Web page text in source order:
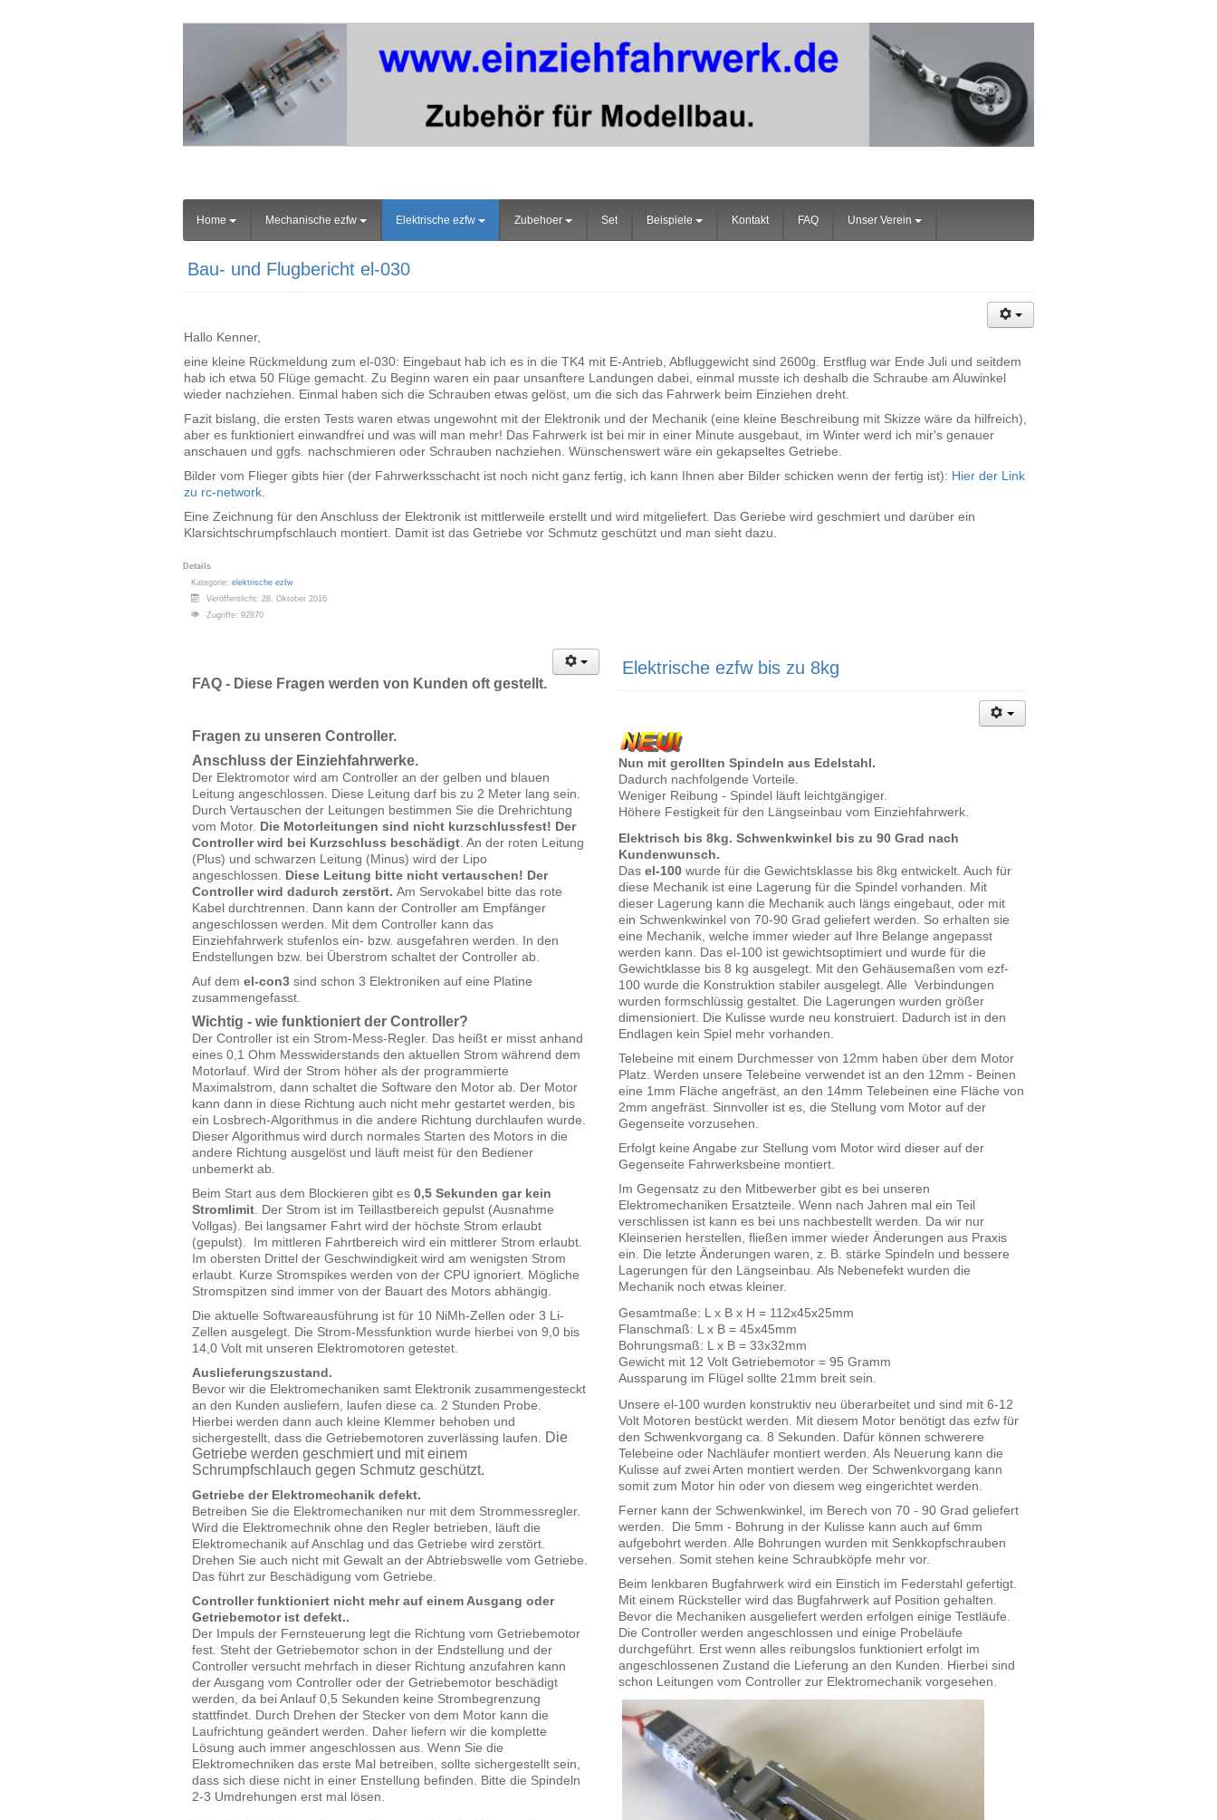
Home Mechanische ezfw Elektrische ezfw Zubehoer Set Beispiele Kontakt FAQ Unser Verein
Bau- und Flugbericht el-030
Hallo Kenner,
eine kleine Rückmeldung zum el-030: Eingebaut hab ich es in die TK4 mit E-Antrieb, Abfluggewicht sind 2600g. Erstflug war Ende Juli und seitdem
hab ich etwa 50 Flüge gemacht. Zu Beginn waren ein paar unsanftere Landungen dabei, einmal musste ich deshalb die Schraube am Aluwinkel
wieder nachziehen. Einmal haben sich die Schrauben etwas gelöst, um die sich das Fahrwerk beim Einziehen dreht.
Fazit bislang, die ersten Tests waren etwas ungewohnt mit der Elektronik und der Mechanik (eine kleine Beschreibung mit Skizze wäre da hilfreich),
aber es funktioniert einwandfrei und was will man mehr! Das Fahrwerk ist bei mir in einer Minute ausgebaut, im Winter werd ich mir's genauer
anschauen und ggfs. nachschmieren oder Schrauben nachziehen. Wünschenswert wäre ein gekapseltes Getriebe.
Bilder vom Flieger gibts hier (der Fahrwerksschacht ist noch nicht ganz fertig, ich kann Ihnen aber Bilder schicken wenn der fertig ist): Hier der Link
zu rc-network.
Eine Zeichnung für den Anschluss der Elektronik ist mittlerweile erstellt und wird mitgeliefert. Das Geriebe wird geschmiert und darüber ein
Klarsichtschrumpfschlauch montiert. Damit ist das Getriebe vor Schmutz geschützt und man sieht dazu.
Details
Kategorie: elektrische ezfw
Veröffentlicht: 28. Oktober 2016
Zugriffe: 92870
FAQ - Diese Fragen werden von Kunden oft gestellt.
Fragen zu unseren Controller.
Anschluss der Einziehfahrwerke.
Der Elektromotor wird am Controller an der gelben und blauen
Leitung angeschlossen. Diese Leitung darf bis zu 2 Meter lang sein.
Durch Vertauschen der Leitungen bestimmen Sie die Drehrichtung
vom Motor. Die Motorleitungen sind nicht kurzschlussfest! Der
Controller wird bei Kurzschluss beschädigt . An der roten Leitung
(Plus) und schwarzen Leitung (Minus) wird der Lipo
angeschlossen. Diese Leitung bitte nicht vertauschen! Der
Controller wird dadurch zerstört. Am Servokabel bitte das rote
Kabel durchtrennen. Dann kann der Controller am Empfänger
angeschlossen werden. Mit dem Controller kann das
Einziehfahrwerk stufenlos ein- bzw. ausgefahren werden. In den
Endstellungen bzw. bei Überstrom schaltet der Controller ab.
Auf dem el-con3 sind schon 3 Elektroniken auf eine Platine
zusammengefasst.
Wichtig - wie funktioniert der Controller?
Der Controller ist ein Strom-Mess-Regler. Das heißt er misst anhand
eines 0,1 Ohm Messwiderstands den aktuellen Strom während dem
Motorlauf. Wird der Strom höher als der programmierte
Maximalstrom, dann schaltet die Software den Motor ab. Der Motor
kann dann in diese Richtung auch nicht mehr gestartet werden, bis
ein Losbrech-Algorithmus in die andere Richtung durchlaufen wurde.
Dieser Algorithmus wird durch normales Starten des Motors in die
andere Richtung ausgelöst und läuft meist für den Bediener
unbemerkt ab.
Beim Start aus dem Blockieren gibt es 0,5 Sekunden gar kein
Stromlimit . Der Strom ist im Teillastbereich gepulst (Ausnahme
Vollgas). Bei langsamer Fahrt wird der höchste Strom erlaubt
(gepulst). Im mittleren Fahrtbereich wird ein mittlerer Strom erlaubt.
Im obersten Drittel der Geschwindigkeit wird am wenigsten Strom
erlaubt. Kurze Stromspikes werden von der CPU ignoriert. Mögliche
Stromspitzen sind immer von der Bauart des Motors abhängig.
Die aktuelle Softwareausführung ist für 10 NiMh-Zellen oder 3 Li-
Zellen ausgelegt. Die Strom-Messfunktion wurde hierbei von 9,0 bis
14,0 Volt mit unseren Elektromotoren getestet.
Auslieferungszustand.
Bevor wir die Elektromechaniken samt Elektronik zusammengesteckt
an den Kunden ausliefern, laufen diese ca. 2 Stunden Probe.
Hierbei werden dann auch kleine Klemmer behoben und
sichergestellt, dass die Getriebemotoren zuverlässing laufen.
Die
Getriebe werden geschmiert und mit einem
Schrumpfschlauch gegen Schmutz geschützt.
Getriebe der Elektromechanik defekt.
Betreiben Sie die Elektromechaniken nur mit dem Strommessregler.
Wird die Elektromechnik ohne den Regler betrieben, läuft die
Elektromechanik auf Anschlag und das Getriebe wird zerstört.
Drehen Sie auch nicht mit Gewalt an der Abtriebswelle vom Getriebe.
Das führt zur Beschädigung vom Getriebe.
Controller funktioniert nicht mehr auf einem Ausgang oder
Getriebemotor ist defekt..
Der Impuls der Fernsteuerung legt die Richtung vom Getriebemotor
fest. Steht der Getriebemotor schon in der Endstellung und der
Controller versucht mehrfach in dieser Richtung anzufahren kann
der Ausgang vom Controller oder der Getriebemotor beschädigt
werden, da bei Anlauf 0,5 Sekunden keine Strombegrenzung
stattfindet. Durch Drehen der Stecker von dem Motor kann die
Laufrichtung geändert werden. Daher liefern wir die komplette
Lösung auch immer angeschlossen aus. Wenn Sie die
Elektromechniken das erste Mal betreiben, sollte sichergestellt sein,
dass sich diese nicht in einer Enstellung befinden. Bitte die Spindeln
2-3 Umdrehungen erst mal lösen.
Elektrische ezfw bis zu 8kg
Nun mit gerollten Spindeln aus Edelstahl.
Dadurch nachfolgende Vorteile.
Weniger Reibung - Spindel läuft leichtgängiger.
Höhere Festigkeit für den Längseinbau vom Einziehfahrwerk.
Elektrisch bis 8kg. Schwenkwinkel bis zu 90 Grad nach
Kundenwunsch.
Das el-100wurde für die Gewichtsklasse bis 8kg entwickelt. Auch für
diese Mechanik ist eine Lagerung für die Spindel vorhanden. Mit
dieser Lagerung kann die Mechanik auch längs eingebaut, oder mit
ein Schwenkwinkel von 70-90 Grad geliefert werden. So erhalten sie
eine Mechanik, welche immer wieder auf Ihre Belange angepasst
werden kann. Das el-100 ist gewichtsoptimiert und wurde für die
Gewichtklasse bis 8 kg ausgelegt. Mit den Gehäusemaßen vom ezf-
100 wurde die Konstruktion stabiler ausgelegt. Alle Verbindungen
wurden formschlüssig gestaltet. Die Lagerungen wurden größer
dimensioniert. Die Kulisse wurde neu konstruiert. Dadurch ist in den
Endlagen kein Spiel mehr vorhanden.
Telebeine mit einem Durchmesser von 12mm haben über dem Motor
Platz. Werden unsere Telebeine verwendet ist an den 12mm - Beinen
eine 1mm Fläche angefräst, an den 14mm Telebeinen eine Fläche von
2mm angefräst. Sinnvoller ist es, die Stellung vom Motor auf der
Gegenseite vorzusehen.
Erfolgt keine Angabe zur Stellung vom Motor wird dieser auf der
Gegenseite Fahrwerksbeine montiert.
Im Gegensatz zu den Mitbewerber gibt es bei unseren
Elektromechaniken Ersatzteile. Wenn nach Jahren mal ein Teil
verschlissen ist kann es bei uns nachbestellt werden. Da wir nur
Kleinserien herstellen, fließen immer wieder Änderungen aus Praxis
ein. Die letzte Änderungen waren, z. B. stärke Spindeln und bessere
Lagerungen für den Längseinbau. Als Nebenefekt wurden die
Mechanik noch etwas kleiner.
Gesamtmaße: L x B x H = 112x45x25mm
Flanschmaß: L x B = 45x45mm
Bohrungsmaß: L x B = 33x32mm
Gewicht mit 12 Volt Getriebemotor = 95 Gramm
Aussparung im Flügel sollte 21mm breit sein.
Unsere el-100 wurden konstruktiv neu überarbeitet und sind mit 6-12
Volt Motoren bestückt werden. Mit diesem Motor benötigt das ezfw für
den Schwenkvorgang ca. 8 Sekunden. Dafür können schwerere
Telebeine oder Nachläufer montiert werden. Als Neuerung kann die
Kulisse auf zwei Arten montiert werden. Der Schwenkvorgang kann
somit zum Motor hin oder von diesem weg eingerichtet werden.
Ferner kann der Schwenkwinkel, im Berech von 70 - 90 Grad geliefert
werden. Die 5mm - Bohrung in der Kulisse kann auch auf 6mm
aufgebohrt werden. Alle Bohrungen wurden mit Senkkopfschrauben
versehen. Somit stehen keine Schraubköpfe mehr vor.
Beim lenkbaren Bugfahrwerk wird ein Einstich im Federstahl gefertigt.
Mit einem Rücksteller wird das Bugfahrwerk auf Position gehalten.
Bevor die Mechaniken ausgeliefert werden erfolgen einige Testläufe.
Die Controller werden angeschlossen und einige Probeläufe
durchgeführt. Erst wenn alles reibungslos funktioniert erfolgt im
angeschlossenen Zustand die Lieferung an den Kunden. Hierbei sind
schon Leitungen vom Controller zur Elektromechanik vorgesehen.